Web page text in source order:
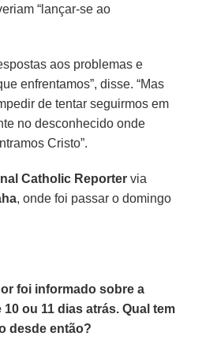
“lançar-se ao
aos problemas e
enfrentamos”, disse. “Mas
de tentar seguirmos em
no desconhecido onde
Cristo”.
Catholic Reporter via
, onde foi passar o domingo
foi informado sobre a
ou 11 dias atrás. Qual tem
desde então?